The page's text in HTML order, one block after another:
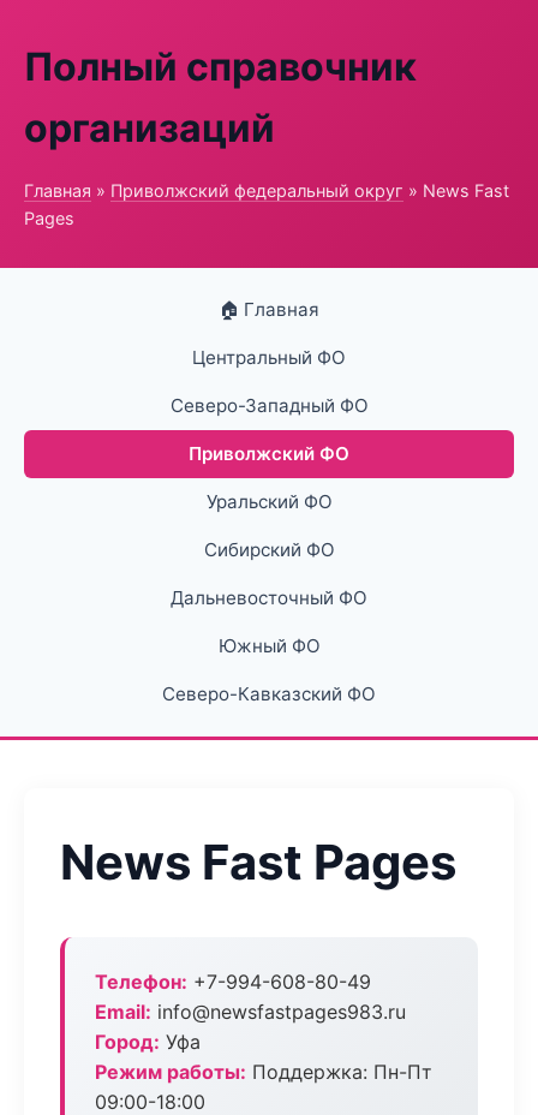
Полный справочник
организаций
Главная » Приволжский федеральный округ » News Fast
Pages
🏠 Главная
Центральный ФО
Северо-Западный ФО
Приволжский ФО
Уральский ФО
Сибирский ФО
Дальневосточный ФО
Южный ФО
Северо-Кавказский ФО
News Fast Pages
Телефон: +7-994-608-80-49
Email: info@newsfastpages983.ru
Город: Уфа
Режим работы: Поддержка: Пн-Пт
09:00-18:00